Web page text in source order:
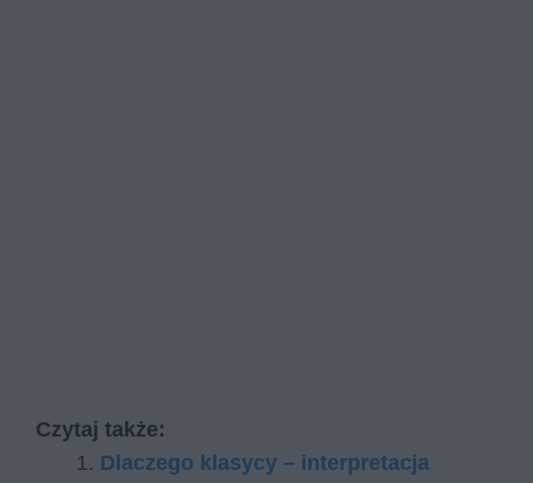
Czytaj także:
Dlaczego klasycy – interpretacja